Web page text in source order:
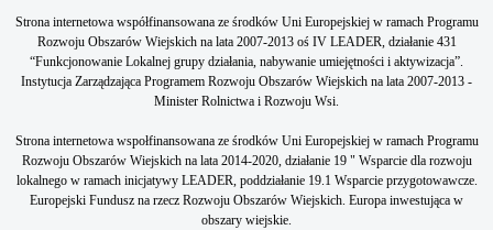
Strona internetowa współfinansowana ze środków Uni Europejskiej w ramach Programu
Rozwoju Obszarów Wiejskich na lata 2007-2013 oś IV LEADER, działanie 431
“Funkcjonowanie Lokalnej grupy działania, nabywanie umiejętności i aktywizacja”.
Instytucja Zarządzająca Programem Rozwoju Obszarów Wiejskich na lata 2007-2013 -
Minister Rolnictwa i Rozwoju Wsi.
Strona internetowa wspołfinansowana ze środków Uni Europejskiej w ramach Programu
Rozwoju Obszarów Wiejskich na lata 2014-2020, działanie 19 " Wsparcie dla rozwoju
lokalnego w ramach inicjatywy LEADER, poddziałanie 19.1 Wsparcie przygotowawcze.
Europejski Fundusz na rzecz Rozwoju Obszarów Wiejskich. Europa inwestująca w
obszary wiejskie.